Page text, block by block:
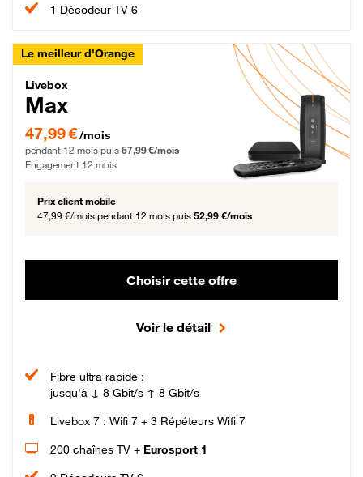
1 Décodeur TV 6
Le meilleur d'Orange
Livebox Max Fibre
Livebox
Max
47,99 € par mois pendant 12 mois puis 57,99 € par mois, Engagement 12 mois
47,99 €/mois
pendant 12 mois puis 57,99 €/mois
Engagement 12 mois
Prix client mobile
47,99 €/mois pendant 12 mois puis 52,99 €/mois
Choisir cette offre
Voir le détail
Fibre ultra rapide :
jusqu'à ↓ 8 Gbit/s ↑ 8 Gbit/s
Livebox 7 : Wifi 7 + 3 Répéteurs Wifi 7
200 chaînes TV + Eurosport 1